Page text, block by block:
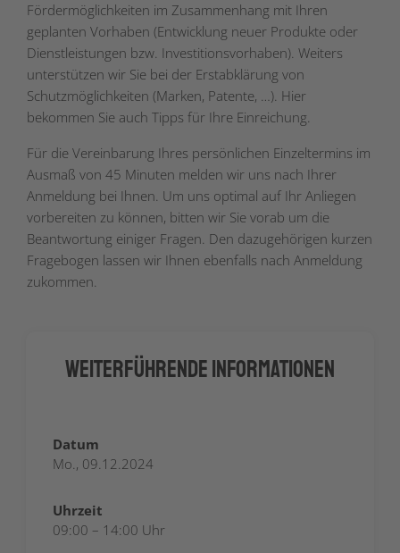
Fördermöglichkeiten im Zusammenhang mit Ihren
geplanten Vorhaben (Entwicklung neuer Produkte oder
Dienstleistungen bzw. Investitionsvorhaben). Weiters
unterstützen wir Sie bei der Erstabklärung von
Schutzmöglichkeiten (Marken, Patente, …). Hier
bekommen Sie auch Tipps für Ihre Einreichung.
Für die Vereinbarung Ihres persönlichen Einzeltermins im
Ausmaß von 45 Minuten melden wir uns nach Ihrer
Anmeldung bei Ihnen. Um uns optimal auf Ihr Anliegen
vorbereiten zu können, bitten wir Sie vorab um die
Beantwortung einiger Fragen. Den dazugehörigen kurzen
Fragebogen lassen wir Ihnen ebenfalls nach Anmeldung
zukommen.
Weiterführende Informationen
Datum
Mo., 09.12.2024
Uhrzeit
09:00 – 14:00 Uhr